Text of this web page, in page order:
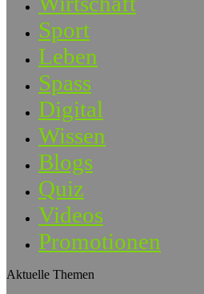
Sport
Leben
Spass
Digital
Wissen
Blogs
Quiz
Videos
Promotionen
Aktuelle Themen